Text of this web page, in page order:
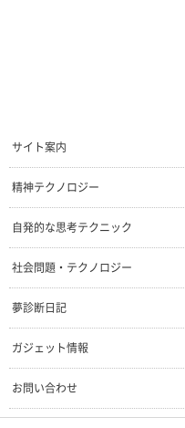
サイト案内
精神テクノロジー
自発的な思考テクニック
社会問題・テクノロジー
夢診断日記
ガジェット情報
お問い合わせ